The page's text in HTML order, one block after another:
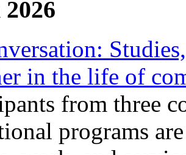
in the life of
from three
programs